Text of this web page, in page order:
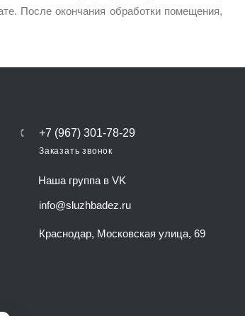
После окончания обработки помещения,
+7 (967) 301-78-29
Заказать звонок
Наша группа в VK
info@sluzhbadez.ru
Краснодар, Московская улица, 69